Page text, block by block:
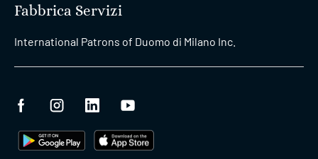
Fabbrica Servizi
International Patrons of Duomo di Milano Inc.